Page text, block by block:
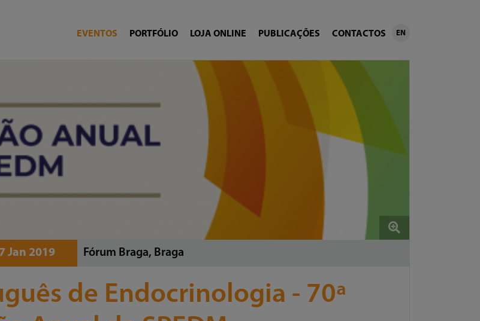
EVENTOS PORTFÓLIO LOJA ONLINE PUBLICAÇÕES CONTACTOS EN
Jan 2019 Fórum Braga, Braga
de Endocrinologia - 70ª